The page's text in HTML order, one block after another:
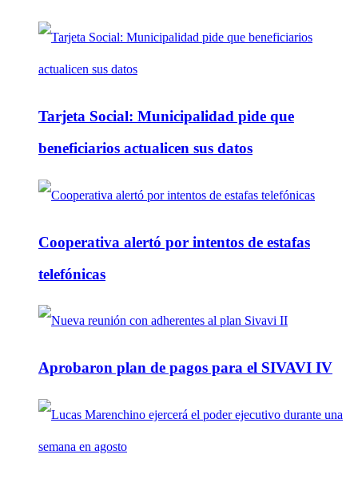
Tarjeta Social: Municipalidad pide que
beneficiarios actualicen sus datos
Cooperativa alertó por intentos de estafas
telefónicas
Aprobaron plan de pagos para el SIVAVI IV